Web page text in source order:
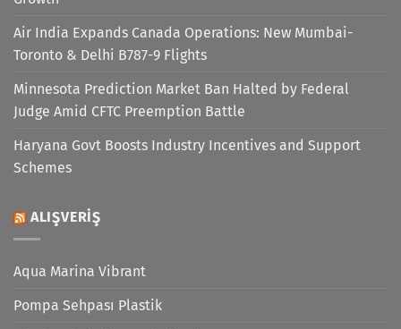
Air India Expands Canada Operations: New Mumbai-
Toronto & Delhi B787-9 Flights
Minnesota Prediction Market Ban Halted by Federal
Judge Amid CFTC Preemption Battle
Haryana Govt Boosts Industry Incentives and Support
Schemes
ALIŞVERIŞ
Aqua Marina Vibrant
Pompa Sehpası Plastik